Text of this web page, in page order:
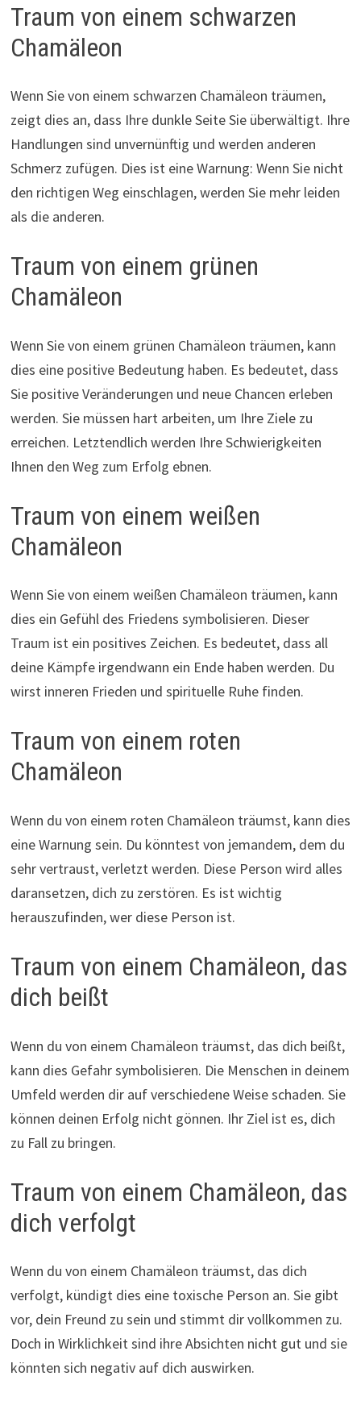
Traum von einem schwarzen
Chamäleon
Wenn Sie von einem schwarzen Chamäleon träumen,
zeigt dies an, dass Ihre dunkle Seite Sie überwältigt. Ihre
Handlungen sind unvernünftig und werden anderen
Schmerz zufügen. Dies ist eine Warnung: Wenn Sie nicht
den richtigen Weg einschlagen, werden Sie mehr leiden
als die anderen.
Traum von einem grünen
Chamäleon
Wenn Sie von einem grünen Chamäleon träumen, kann
dies eine positive Bedeutung haben. Es bedeutet, dass
Sie positive Veränderungen und neue Chancen erleben
werden. Sie müssen hart arbeiten, um Ihre Ziele zu
erreichen. Letztendlich werden Ihre Schwierigkeiten
Ihnen den Weg zum Erfolg ebnen.
Traum von einem weißen
Chamäleon
Wenn Sie von einem weißen Chamäleon träumen, kann
dies ein Gefühl des Friedens symbolisieren. Dieser
Traum ist ein positives Zeichen. Es bedeutet, dass all
deine Kämpfe irgendwann ein Ende haben werden. Du
wirst inneren Frieden und spirituelle Ruhe finden.
Traum von einem roten
Chamäleon
Wenn du von einem roten Chamäleon träumst, kann dies
eine Warnung sein. Du könntest von jemandem, dem du
sehr vertraust, verletzt werden. Diese Person wird alles
daransetzen, dich zu zerstören. Es ist wichtig
herauszufinden, wer diese Person ist.
Traum von einem Chamäleon, das
dich beißt
Wenn du von einem Chamäleon träumst, das dich beißt,
kann dies Gefahr symbolisieren. Die Menschen in deinem
Umfeld werden dir auf verschiedene Weise schaden. Sie
können deinen Erfolg nicht gönnen. Ihr Ziel ist es, dich
zu Fall zu bringen.
Traum von einem Chamäleon, das
dich verfolgt
Wenn du von einem Chamäleon träumst, das dich
verfolgt, kündigt dies eine toxische Person an. Sie gibt
vor, dein Freund zu sein und stimmt dir vollkommen zu.
Doch in Wirklichkeit sind ihre Absichten nicht gut und sie
könnten sich negativ auf dich auswirken.